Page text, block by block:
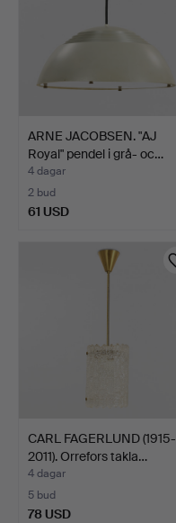
ARNE JACOBSEN. "AJ
Royal" pendel i grå- oc…
4 dagar
2 bud
61 USD
CARL FAGERLUND (1915-
2011). Orrefors takla…
4 dagar
5 bud
78 USD